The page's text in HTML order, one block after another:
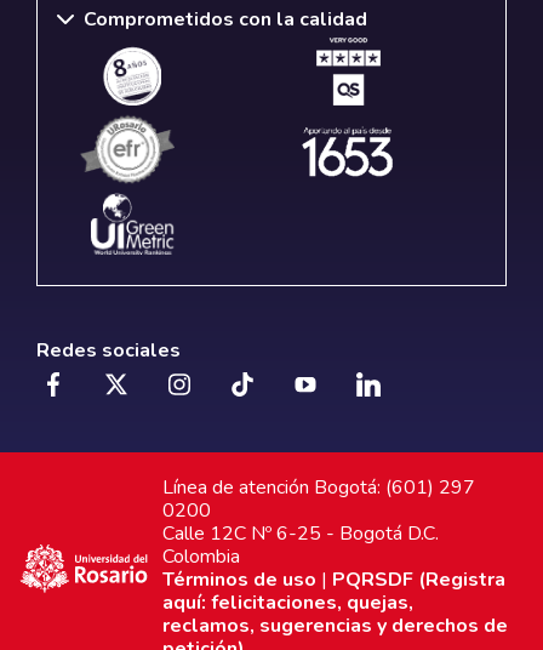
Comprometidos con la calidad
Redes sociales
Línea de atención Bogotá: (601) 297
0200
Calle 12C Nº 6-25 - Bogotá D.C.
Colombia
Términos de uso | PQRSDF (Registra
aquí: felicitaciones, quejas,
reclamos, sugerencias y derechos de